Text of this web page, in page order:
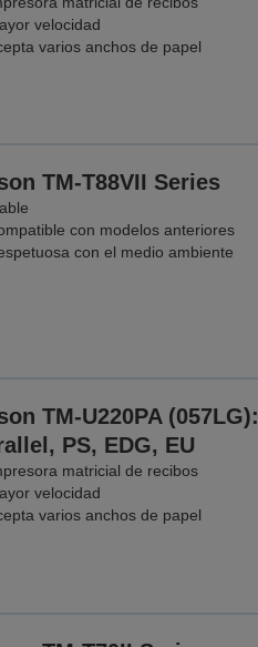
velocidad
varios anchos de papel
TM-T88VII Series
con modelos anteriores
con el medio ambiente
TM-U220PA (057LG):
PS, EDG, EU
matricial de recibos
velocidad
varios anchos de papel